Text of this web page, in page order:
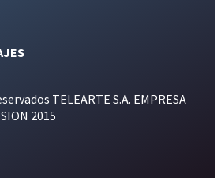
TELEARTE S.A. EMPRESA
2015